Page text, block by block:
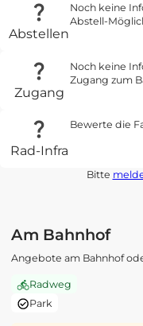
Abstellen
Noch keine
Abstell-
Zugang
Noch keine
Zugang zum
Rad-Infra
Bewerte die
Bitte
Am Bahnhof
Angebote am Bahnhof
Radweg
Park